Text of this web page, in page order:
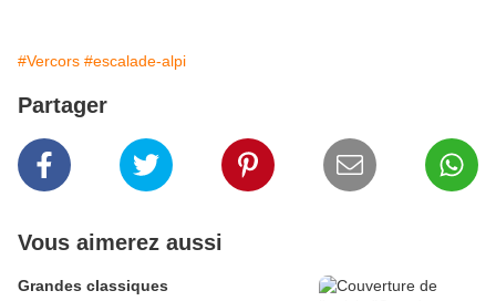
#Vercors #escalade-alpi
Partager
Vous aimerez aussi
Grandes classiques